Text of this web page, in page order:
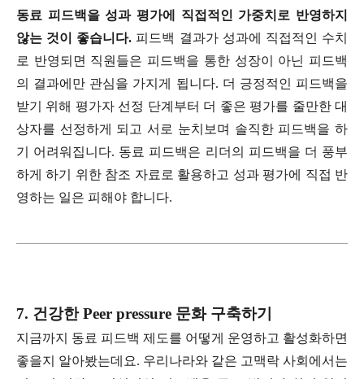
동료 피드백을 성과 평가에 직접적인 가중치로 반영하지
않는 것이 좋습니다. 피드백 결과가 성과에 직접적인 수치
로 반영되면 직원들은 피드백을 통한 성장이 아닌 피드백
의 결과에만 관심을 가지게 됩니다. 더 긍정적인 피드백을
받기 위해 평가자 선정 단계부터 더 좋은 평가를 줄만한 대
상자를 선정하게 되고 서로 눈치보며 솔직한 피드백을 하
기 어려워집니다. 동료 피드백은 리더의 피드백을 더 풍부
하게 하기 위한 참조 자료로 활용하고 성과 평가에 직접 반
영하는 일은 피해야 합니다.
7. 건강한 Peer pressure 문화 구축하기
지금까지 동료 피드백 제도를 어떻게 운영하고 활성화하면
좋을지 알아봤는데요. 우리나라와 같은 고맥락 사회에서는